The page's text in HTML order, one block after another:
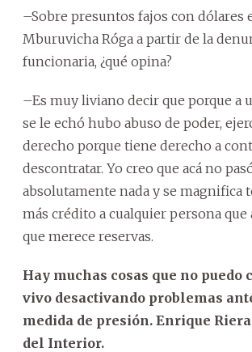
–Sobre presuntos fajos con dólares
Mburuvicha Róga a partir de la
funcionaria, ¿qué opina?
–Es muy liviano decir que porque a
se le echó hubo abuso de poder,
derecho porque tiene derecho a
descontratar. Yo creo que acá no
absolutamente nada y se magnifica
más crédito a cualquier persona que
que merece reservas.
Hay muchas cosas que no puedo
vivo desactivando problemas
medida de presión. Enrique
del Interior.